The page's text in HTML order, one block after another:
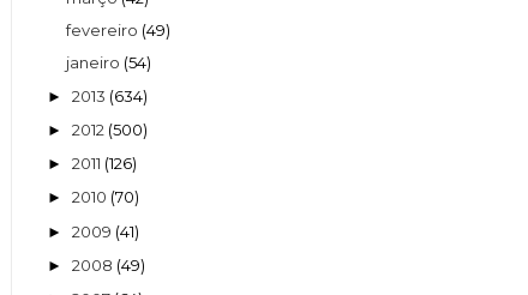
fevereiro (49)
janeiro (54)
► 2013 (634)
► 2012 (500)
► 2011 (126)
► 2010 (70)
► 2009 (41)
► 2008 (49)